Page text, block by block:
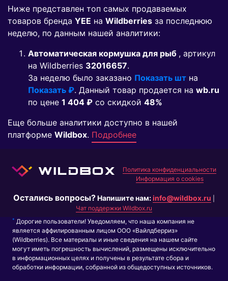
Ниже представлен топ самых продаваемых
товаров бренда YEE на Wildberries за последнюю
неделю, по данным нашей аналитики:
Автоматическая кормушка для рыб , артикул
на Wildberries 32016657.
За неделю было заказано Показать шт на
Показать ₽. Данный товар продается на wb.ru
по цене 1 404 ₽ co скидкой 48%
Еще больше аналитики доступно в нашей
платформе Wildbox. Подробнее
Политика конфиденциальности
Информация о cookies
Остались вопросы?Напишите нам:info@wildbox.ru
Чат поддержки Wildbox.ru
* Дорогие пользователи! Уведомляем, что наша компания не
является аффилированным лицом ООО «Вайлдберриз»
(Wildberries). Все материалы и иные сведения на нашем сайте
могут иметь погрешность вычислений, размещены исключительно
в информационных целях и получены в результате сбора и
обработки информации, собранной из общедоступных источников.